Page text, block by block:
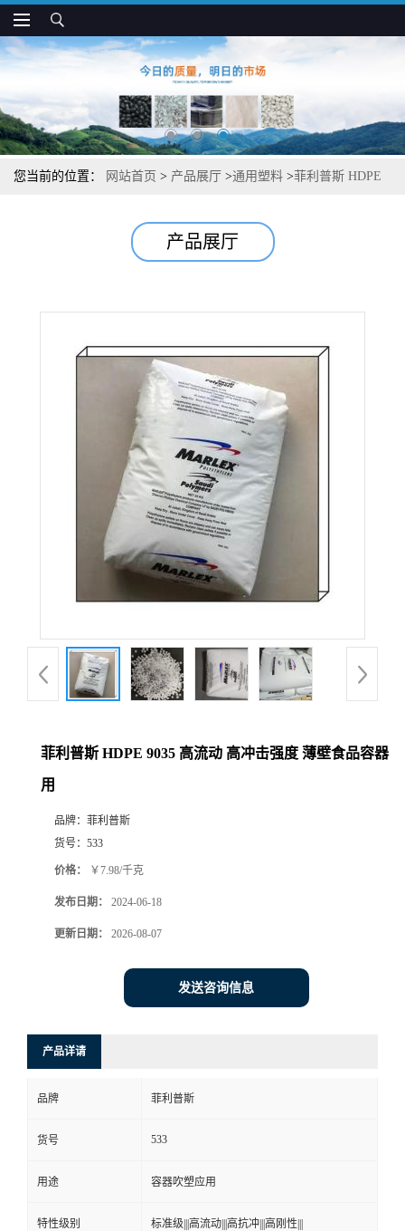
您当前的位置： 网站首页 > 产品展厅 >通用塑料 >菲利普斯 HDPE
产品展厅
菲利普斯 HDPE 9035 高流动 高冲击强度 薄壁食品容器
用
品牌： 菲利普斯
货号： 533
价格： ￥7.98/千克
发布日期： 2024-06-18
更新日期： 2026-08-07
发送咨询信息
产品详请
品牌 菲利普斯
货号 533
用途 容器吹塑应用
特性级别 标准级|||高流动|||高抗冲|||高刚性|||